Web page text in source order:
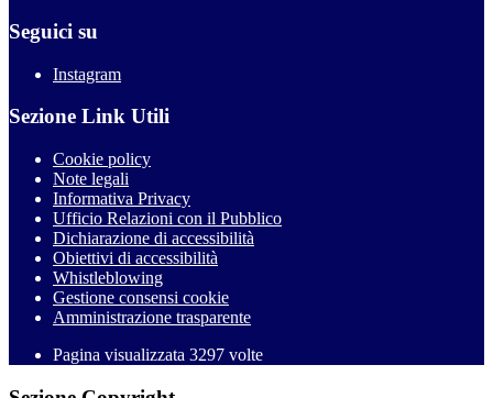
Seguici su
Instagram
Sezione Link Utili
Cookie policy
Note legali
Informativa Privacy
Ufficio Relazioni con il Pubblico
Dichiarazione di accessibilità
Obiettivi di accessibilità
Whistleblowing
Gestione consensi cookie
Amministrazione trasparente
Pagina visualizzata 3297 volte